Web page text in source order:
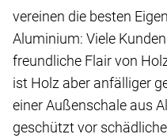
vereinen die besten
Aluminium: Viele
freundliche Flair von
ist Holz aber anfälliger
einer Außenschale aus
geschützt vor